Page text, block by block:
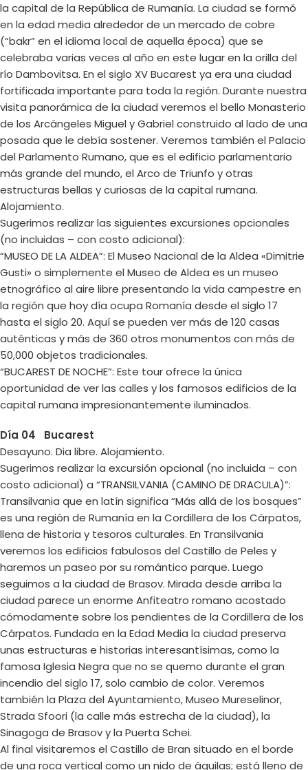
la capital de la República de Rumanía. La ciudad se formó
en la edad media alrededor de un mercado de cobre
(“bakr” en el idioma local de aquella época) que se
celebraba varias veces al año en este lugar en la orilla del
río Dambovitsa. En el siglo XV Bucarest ya era una ciudad
fortificada importante para toda la región. Durante nuestra
visita panorámica de la ciudad veremos el bello Monasterio
de los Arcángeles Miguel y Gabriel construido al lado de una
posada que le debía sostener. Veremos también el Palacio
del Parlamento Rumano, que es el edificio parlamentario
más grande del mundo, el Arco de Triunfo y otras
estructuras bellas y curiosas de la capital rumana.
Alojamiento.
Sugerimos realizar las siguientes excursiones opcionales
(no incluidas – con costo adicional):
“MUSEO DE LA ALDEA”: El Museo Nacional de la Aldea «Dimitrie
Gusti» o simplemente el Museo de Aldea es un museo
etnográfico al aire libre presentando la vida campestre en
la región que hoy día ocupa Romanía desde el siglo 17
hasta el siglo 20. Aquí se pueden ver más de 120 casas
auténticas y más de 360 otros monumentos con más de
50,000 objetos tradicionales.
“BUCAREST DE NOCHE”: Este tour ofrece la única
oportunidad de ver las calles y los famosos edificios de la
capital rumana impresionantemente iluminados.
Día 04 Bucarest
Desayuno. Dia libre. Alojamiento.
Sugerimos realizar la excursión opcional (no incluida – con
costo adicional) a “TRANSILVANIA (CAMINO DE DRACULA)”:
Transilvania que en latín significa “Más allá de los bosques”
es una región de Rumanía en la Cordillera de los Cárpatos,
llena de historia y tesoros culturales. En Transilvania
veremos los edificios fabulosos del Castillo de Peles y
haremos un paseo por su romántico parque. Luego
seguimos a la ciudad de Brasov. Mirada desde arriba la
ciudad parece un enorme Anfiteatro romano acostado
cómodamente sobre los pendientes de la Cordillera de los
Cárpatos. Fundada en la Edad Media la ciudad preserva
unas estructuras e historias interesantísimas, como la
famosa Iglesia Negra que no se quemo durante el gran
incendio del siglo 17, solo cambio de color. Veremos
también la Plaza del Ayuntamiento, Museo Mureselinor,
Strada Sfoori (la calle más estrecha de la ciudad), la
Sinagoga de Brasov y la Puerta Schei.
Al final visitaremos el Castillo de Bran situado en el borde
de una roca vertical como un nido de águilas; está lleno de